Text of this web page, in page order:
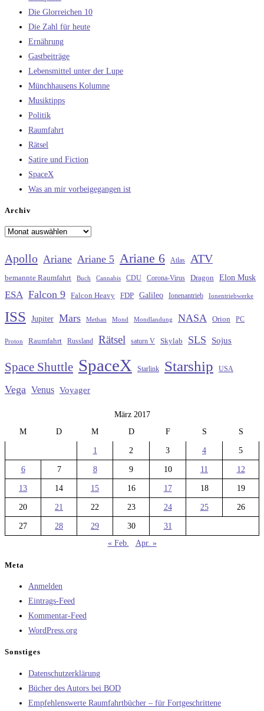
Die Glorreichen 10
Die Zahl für heute
Ernährung
Gastbeiträge
Lebensmittel unter der Lupe
Münchhausens Kolumne
Musiktipps
Politik
Raumfahrt
Rätsel
Satire und Fiction
SpaceX
Was an mir vorbeigegangen ist
Archiv
Archiv
Apollo Ariane Ariane 5 Ariane 6 Atlas ATV
bemannte Raumfahrt Buch Cannabis CDU Corona-Virus Dragon Elon Musk
ESA Falcon 9 Falcon Heavy FDP Galileo Ionenantrieb Ionentriebwerke
ISS Jupiter Mars Methan Mond Mondlandung NASA Orion PC
Proton Raumfahrt Russland Rätsel saturn V Skylab SLS Sojus
Space Shuttle SpaceX Starlink Starship USA
Vega Venus Voyager
März 2017
M
D M D F S S
1 2 3 4 5
6 7 8 9 10 11 12
13 14 15 16 17 18 19
20 21 22 23 24 25 26
27 28 29 30
31
« Feb.
Apr. »
Meta
Anmelden
Eintrags-Feed
Kommentar-Feed
WordPress.org
Sonstiges
Datenschutzerklärung
Bücher des Autors bei BOD
Empfehlenswerte Raumfahrtbücher – für Fortgeschrittene